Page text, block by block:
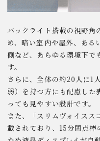
バックライト搭載の視野角
め、暗い室内や屋外、ある
側など、あらゆる環境下で
す。
さらに、全体の約20人に1
弱）を持つ方にも配慮した
っても見やすい設計です。
また、「スリムヴォイスス
載されており、15分間点棒